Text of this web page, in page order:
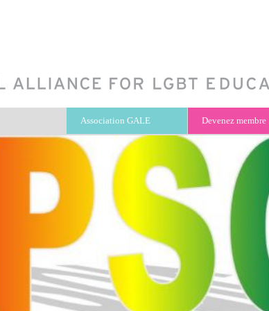
Association GALE Devenez membre